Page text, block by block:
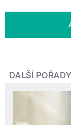
DALŠÍ POŘADY